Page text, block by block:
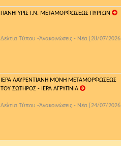
ΠΑΝΗΓΥΡΙΣ Ι.Ν. ΜΕΤΑΜΟΡΦΩΣΕΩΣ ΠΥΡΓΩΝ
Δελτία Τύπου -Ἀνακοινώσεις - Νέα [28/07/2026]
ΙΕΡΑ ΛΑΥΡΕΝΤΙΑΝΗ ΜΟΝΗ ΜΕΤΑΜΟΡΦΩΣΕΩΣ
ΤΟΥ ΣΩΤΗΡΟΣ - ΙΕΡΑ ΑΓΡΥΠΝΙΑ
Δελτία Τύπου -Ἀνακοινώσεις - Νέα [24/07/2026]